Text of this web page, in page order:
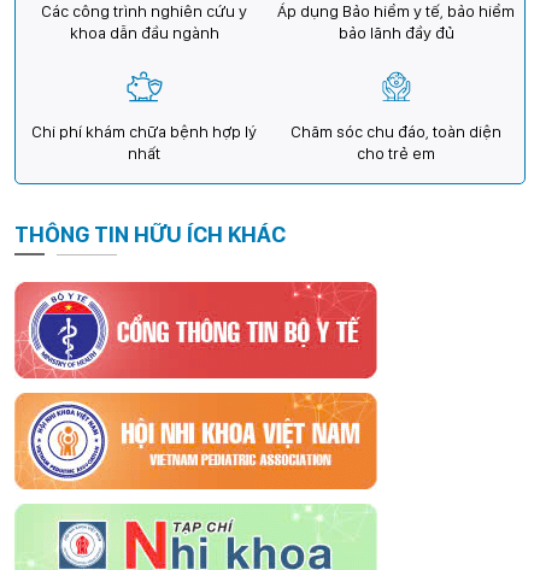
Các công trình nghiên cứu y
khoa dẫn đầu ngành
Áp dụng Bảo hiểm y tế, bảo hiểm
bảo lãnh đầy đủ
Chi phí khám chữa bệnh hợp lý
nhất
Chăm sóc chu đáo, toàn diện
cho trẻ em
THÔNG TIN HỮU ÍCH KHÁC